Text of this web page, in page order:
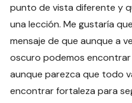
punto de vista diferente y
una lección. Me gustaría
mensaje de que aunque a
oscuro podemos
aunque parezca que todo
encontrar fortaleza para